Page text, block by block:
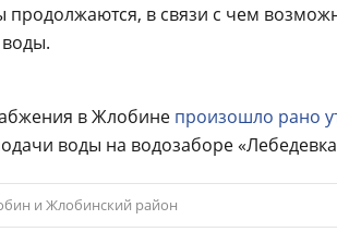
продолжаются, в связи с чем
в Жлобине произошло рано
воды на водозаборе
и Жлобинский район